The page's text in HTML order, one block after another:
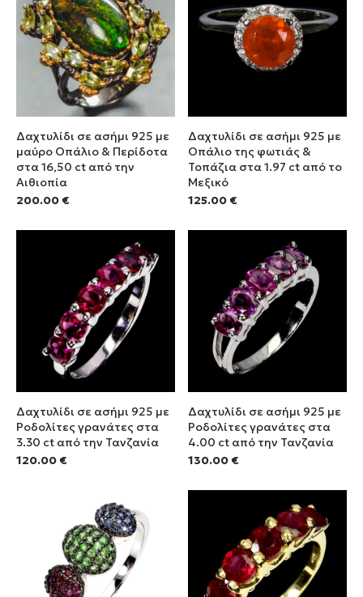
Δαχτυλίδι σε ασήμι 925 με
μαύρο Οπάλιο & Περίδοτα
στα 16,50 ct από την
Αιθιοπία
200.00 €
Δαχτυλίδι σε ασήμι 925 με
Οπάλιο της φωτιάς &
Τοπάζια στα 1.97 ct από το
Μεξικό
125.00 €
Δαχτυλίδι σε ασήμι 925 με
Ροδολίτες γρανάτες στα
3.30 ct από την Τανζανία
120.00 €
Δαχτυλίδι σε ασήμι 925 με
Ροδολίτες γρανάτες στα
4.00 ct από την Τανζανία
130.00 €